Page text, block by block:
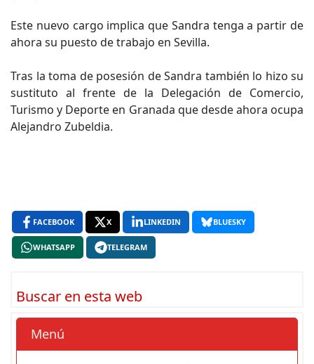
Este nuevo cargo implica que Sandra tenga a partir de
ahora su puesto de trabajo en Sevilla.
Tras la toma de posesión de Sandra también lo hizo su
sustituto al frente de la Delegación de Comercio,
Turismo y Deporte en Granada que desde ahora ocupa
Alejandro Zubeldia.
FACEBOOK X LINKEDIN BLUESKY
WHATSAPP TELEGRAM
Buscar en esta web
Menú